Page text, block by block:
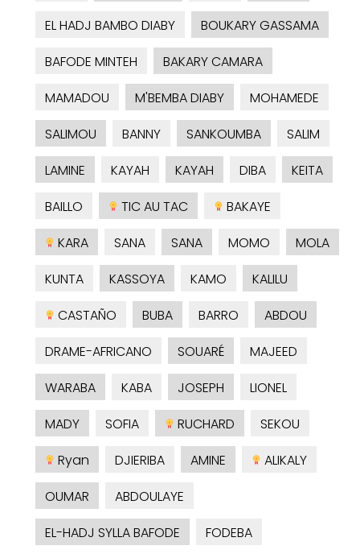
EL HADJ BAMBO DIABY
BOUKARY GASSAMA
BAFODE MINTEH
BAKARY CAMARA
MAMADOU
M'BEMBA DIABY
MOHAMEDE
SALIMOU
BANNY SANKOUMBA
SALIM
LAMINE
KAYAH KAYAH DIBA
KEITA
BAILLO
TIC AU TAC
BAKAYE
KARA
SANA SANA MOMO
MOLA
KUNTA
KASSOYA KAMO
KALILU
CASTAÑO
BUBA BARRO
ABDOU
DRAME-AFRICANO
SOUARÉ
MAJEED
WARABA
KABA JOSEPH
LIONEL
MADY
SOFIA RUCHARD
SEKOU
Ryan
DJIERIBA AMINE
ALIKALY
OUMAR
ABDOULAYE
EL-HADJ SYLLA BAFODE
FODEBA